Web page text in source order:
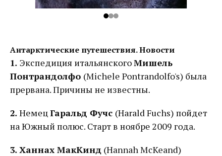
Антарктические путешествия. Новости
1. Экспедиция итальянскогоМишель
Понтрандолфо (Michele Pontrandolfo's) была
прервана. Причины не известны.
2. Немец Гаральд Фучс (Harald Fuchs) пойдет
на Южный полюс. Старт в ноябре 2009 года.
3. Ханнах МакКинд (Hannah McKeand)